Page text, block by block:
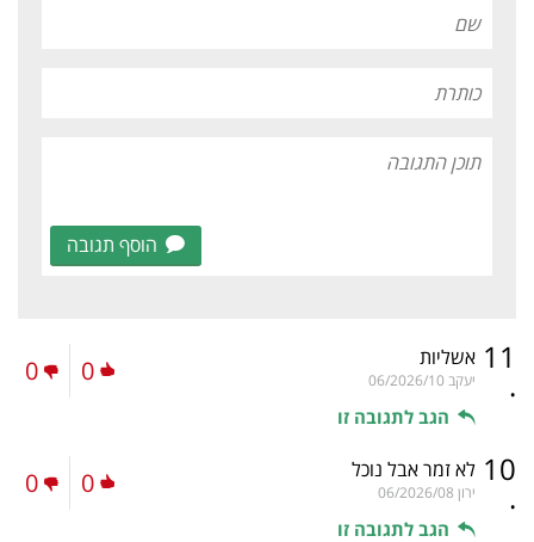
הוסף תגובה
11
.
אשליות
יעקב 06/2026/10
הגב לתגובה זו
0
0
10
.
לא זמר אבל נוכל
ירון 06/2026/08
הגב לתגובה זו
0
0